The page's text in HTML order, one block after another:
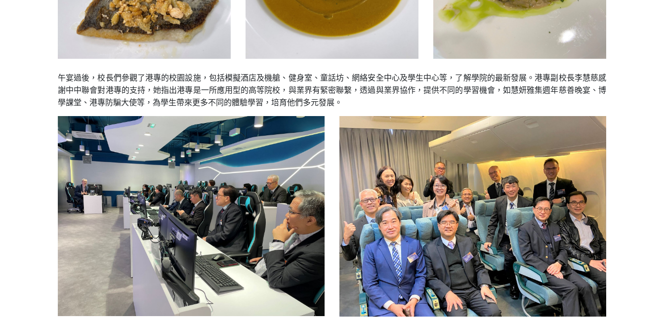
午宴過後，校長們參觀了港專的校園設施，包括模擬酒店及機艙、健身室、童話坊、網絡安全中心及學生中心等，了解學院的最新發展。港專副校長李慧慈感
謝中中聯會對港專的支持，她指出港專是一所應用型的高等院校，與業界有緊密聯繫，透過與業界協作，提供不同的學習機會，如慧妍雅集週年慈善晚宴、博
學課堂、港專防騙大使等，為學生帶來更多不同的體驗學習，培育他們多元發展。